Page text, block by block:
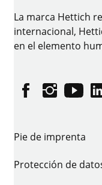
La marca Hettich
internacional,
en el elemento
FacebookInstagram
Pie de imprenta
Protección de